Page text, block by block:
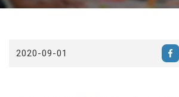
2020-09-01